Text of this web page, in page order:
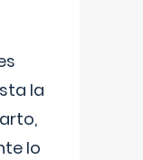
la
lo